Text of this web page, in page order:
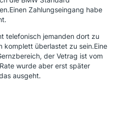
Zahlungseingang habe
telefonisch jemanden dort zu
komplett überlastet zu sein.Eine
der Vetrag ist vom
wurde aber erst später
ausgeht.